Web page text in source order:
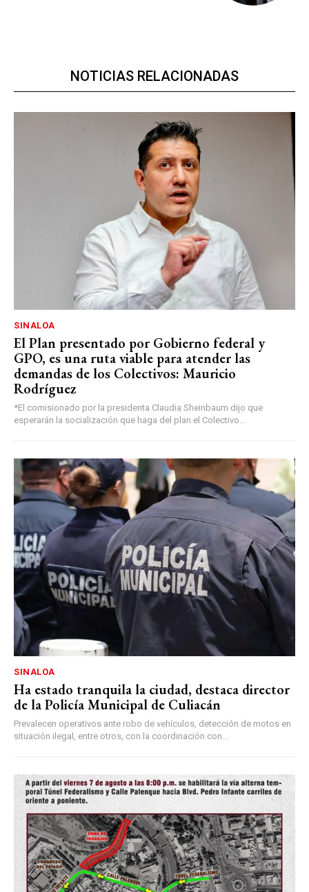
NOTICIAS RELACIONADAS
SINALOA
El Plan presentado por Gobierno federal y
GPO, es una ruta viable para atender las
demandas de los Colectivos: Mauricio
Rodríguez
*El comisionado por la presidenta Claudia Sheinbaum dijo que
esperarán la socialización que haga del plan el Colectivo...
SINALOA
Ha estado tranquila la ciudad, destaca director
de la Policía Municipal de Culiacán
Prevalecen operativos ante robo de vehículos, detección de motos en
situación ilegal, entre otros, con la coordinación con...